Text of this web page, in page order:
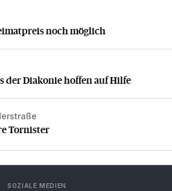
noch möglich
noch möglich
der Diakonie hoffen auf Hilfe
der Diakonie hoffen auf Hilfe
Tornister
SOZIALE MEDIEN